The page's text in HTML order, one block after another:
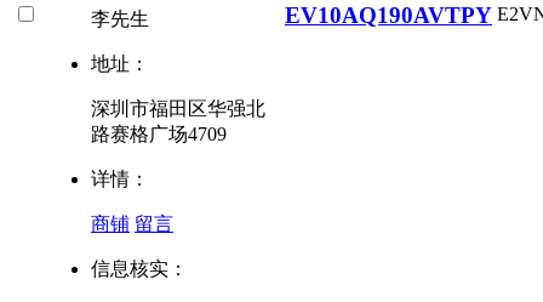
李先生
地址：
深圳市福田区华强北
路赛格广场4709
详情：
商铺 留言
信息核实：
EV10AQ190AVTPY E2V